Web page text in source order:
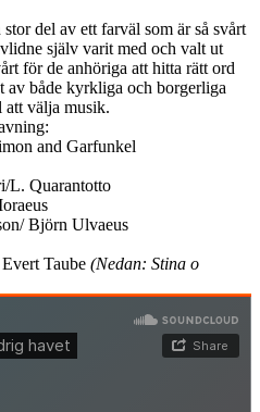
del av ett farväl som är så svårt
själv varit med och valt ut
för de anhöriga att hitta rätt ord
av både kyrkliga och borgerliga
att välja musik.
and Garfunkel
L. Quarantotto
Björn Ulvaeus
Taube (Nedan: Stina o